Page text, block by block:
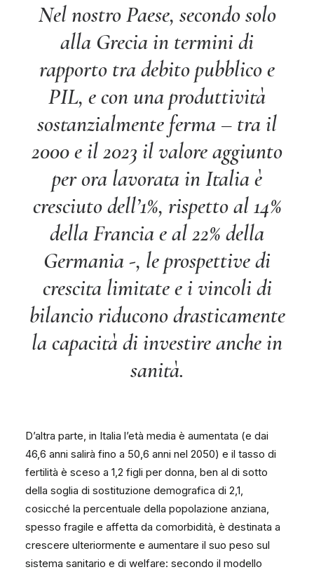
Nel nostro Paese, secondo solo
alla Grecia in termini di
rapporto tra debito pubblico e
PIL, e con una produttività
sostanzialmente ferma – tra il
2000 e il 2023 il valore aggiunto
per ora lavorata in Italia è
cresciuto dell’1%, rispetto al 14%
della Francia e al 22% della
Germania -, le prospettive di
crescita limitate e i vincoli di
bilancio riducono drasticamente
la capacità di investire anche in
sanità.
D’altra parte, in Italia l’età media è aumentata (e dai
46,6 anni salirà fino a 50,6 anni nel 2050) e il tasso di
fertilità è sceso a 1,2 figli per donna, ben al di sotto
della soglia di sostituzione demografica di 2,1,
cosicché la percentuale della popolazione anziana,
spesso fragile e affetta da comorbidità, è destinata a
crescere ulteriormente e aumentare il suo peso sul
sistema sanitario e di welfare: secondo il modello